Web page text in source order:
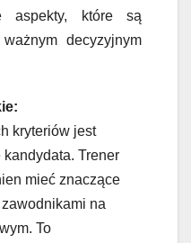
aspekty, które są
decyzyjnym
kryteriów jest
Trener
mieć znaczące
na
To